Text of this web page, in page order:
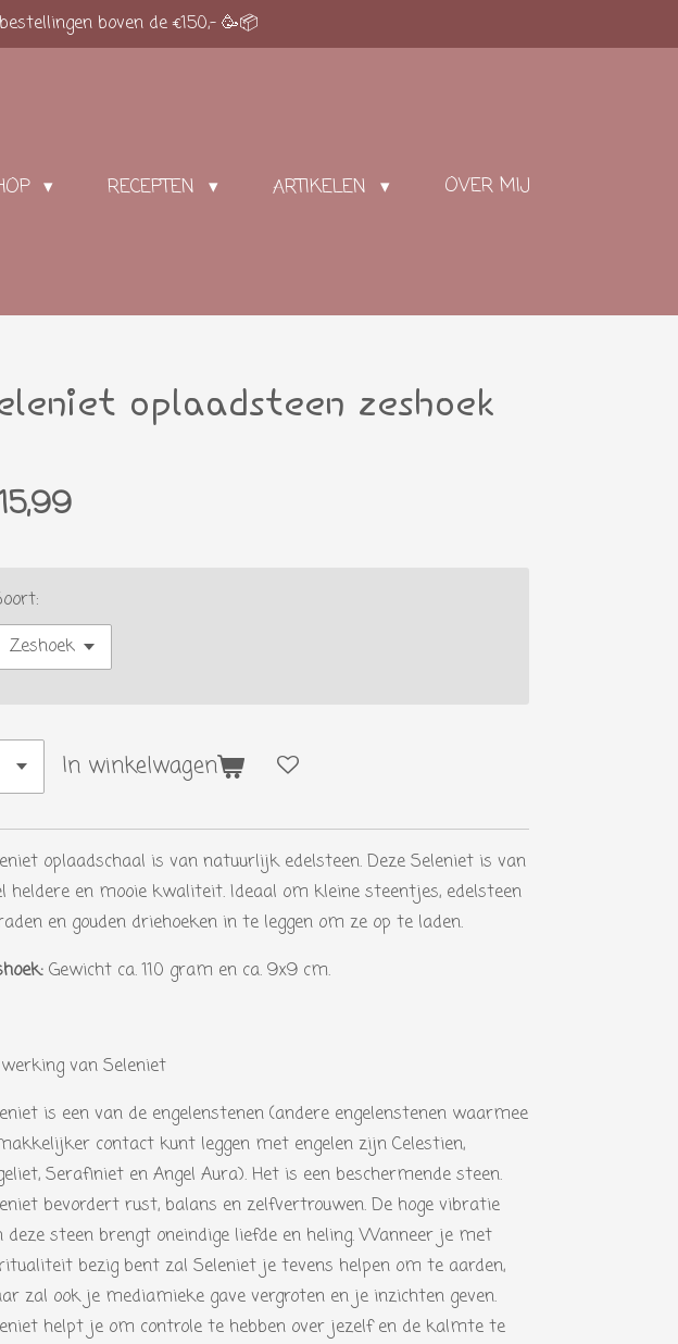
boven de €150,- 🥳📦
RECEPTEN ARTIKELEN
OVER MIJ
oplaadsteen zeshoek
In winkelwagen
oplaadschaal is van natuurlijk edelsteen. Deze Seleniet is van
heldere en mooie kwaliteit. Ideaal om kleine steentjes, edelsteen
en gouden driehoeken in te leggen om ze op te laden.
Gewicht ca. 110 gram en ca. 9x9 cm.
van Seleniet
is een van de engelenstenen (andere engelenstenen waarmee
contact kunt leggen met engelen zijn Celestien,
Serafiniet en Angel Aura). Het is een beschermende steen.
bevordert rust, balans en zelfvertrouwen. De hoge vibratie
deze steen brengt oneindige liefde en heling. Wanneer je met
bezig bent zal Seleniet je tevens helpen om te aarden,
zal ook je mediamieke gave vergroten en je inzichten geven.
helpt je om controle te hebben over jezelf en de kalmte te